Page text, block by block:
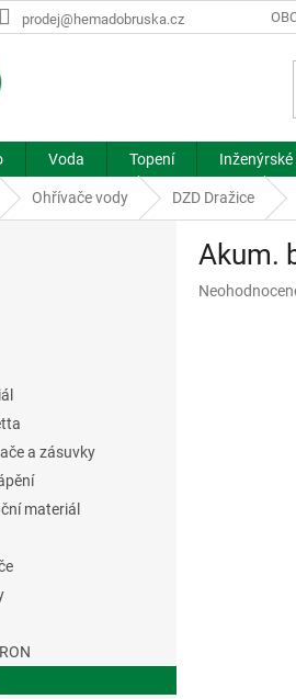
prodej@hemadobruska.cz
Voda Topení Inženýrské
Ohřívače vody DZD Dražice
a zásuvky
materiál
Akum.
Průměrné